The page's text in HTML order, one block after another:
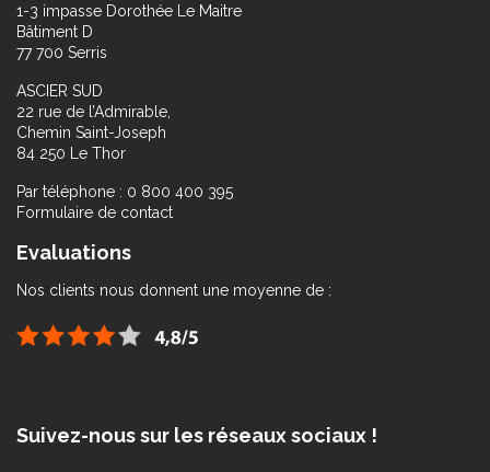
1-3 impasse Dorothée Le Maitre
Bâtiment D
77 700 Serris
ASCIER SUD
22 rue de l’Admirable,
Chemin Saint-Joseph
84 250 Le Thor
Par téléphone : 0 800 400 395
Formulaire de contact
Evaluations
Nos clients nous donnent une moyenne de :
Suivez-nous sur les réseaux sociaux !